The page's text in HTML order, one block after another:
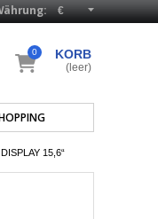
KORB
0
(leer)
15,6“